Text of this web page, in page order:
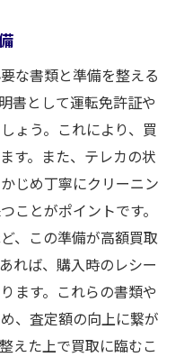
させる秘訣
得るためのステップ
プを忘れない方法
ミュニケーション
意すべきリスク管理
な書類と準備を整える
書として運転免許証や
ょう。これにより、買
す。また、テレカの状
じめ丁寧にクリーニン
ことがポイントです。
、この準備が高額買取
れば、購入時のレシー
ます。これらの書類や
、査定額の向上に繋が
えた上で買取に臨むこ